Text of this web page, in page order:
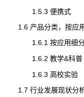
1.5.3 便携式
1.6 产品分类，按应
1.6.1 按应用细分，
1.6.2 教学&科普
1.6.3 高校实验
1.7 行业发展现状分